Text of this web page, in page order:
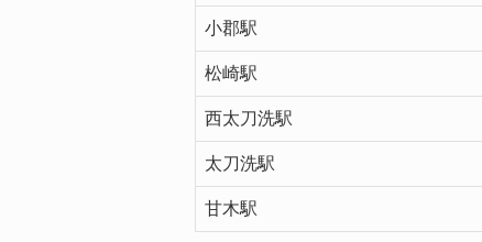
小郡駅
松崎駅
西太刀洗駅
太刀洗駅
甘木駅